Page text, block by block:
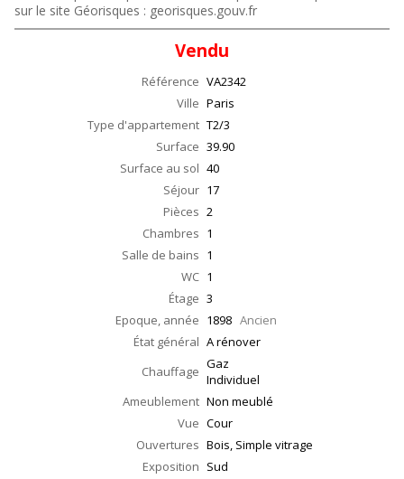
sur le site Géorisques : georisques.gouv.fr
Vendu
Référence VA2342
Ville Paris
Type d'appartement T2/3
Surface 39.90
Surface au sol 40
Séjour 17
Pièces 2
Chambres 1
Salle de bains 1
WC 1
Étage 3
Epoque, année 1898 Ancien
État général A rénover
Chauffage Gaz
Individuel
Ameublement Non meublé
Vue Cour
Ouvertures Bois, Simple vitrage
Exposition Sud